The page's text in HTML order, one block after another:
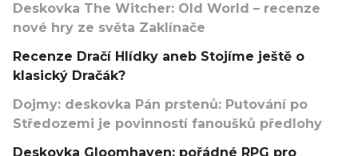
Deskovka The Witcher: Old World – recenze
nové hry ze světa Zaklínače
Recenze Dračí Hlídky aneb Stojíme ještě o
klasický Dračák?
Dojmy: deskovka Pán prstenů: Putování po
Středozemi je povinností fanoušků předlohy
Deskovka Gloomhaven: pořádné RPG pro